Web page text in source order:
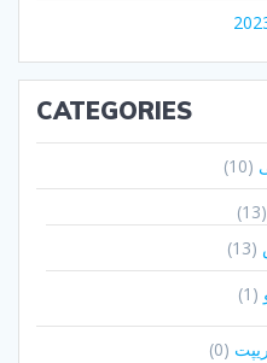
CATEGORIES
(10)
(13)
(13)
(1)
(0)